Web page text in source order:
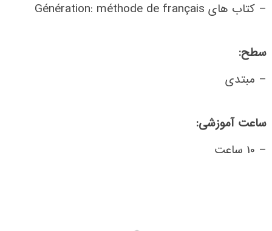
– کتاب های Génération: méthode de français
سطح:
– مبتدی
ساعت آموزشی:
– 10 ساعت